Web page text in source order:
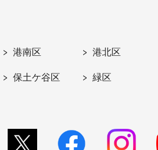
港南区 港北区
保土ケ谷区 緑区